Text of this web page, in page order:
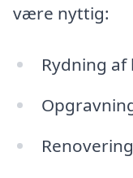
være nyttig:
Rydning